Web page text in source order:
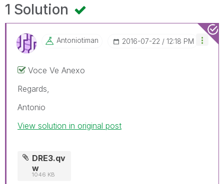
1 Solution
Antoniotiman ‎2016-07-22 12:18 PM
Voce Ve Anexo
Regards,
Antonio
View solution in original post
DRE3.qv
w
1046 KB